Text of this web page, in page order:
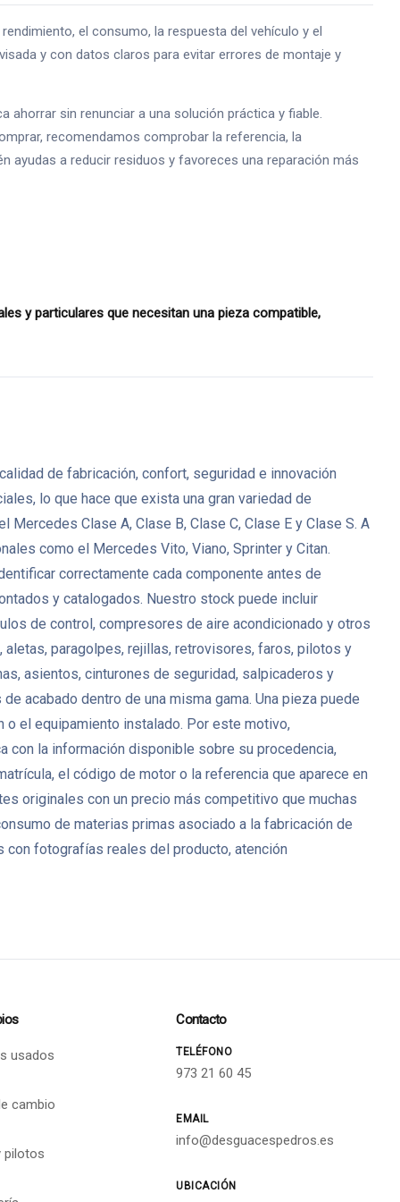
el consumo, la respuesta del vehículo y el
y con datos claros para evitar errores de montaje y
sin renunciar a una solución práctica y fiable.
recomendamos comprobar la referencia, la
ayudas a reducir residuos y favoreces una reparación más
y particulares que necesitan una pieza compatible,
de fabricación, confort, seguridad e innovación
lo que hace que exista una gran variedad de
Clase A, Clase B, Clase C, Clase E y Clase S. A
como el Mercedes Vito, Viano, Sprinter y Citan.
correctamente cada componente antes de
y catalogados. Nuestro stock puede incluir
de control, compresores de aire acondicionado y otros
paragolpes, rejillas, retrovisores, faros, pilotos y
asientos, cinturones de seguridad, salpicaderos y
acabado dentro de una misma gama. Una pieza puede
o el equipamiento instalado. Por este motivo,
con la información disponible sobre su procedencia,
el código de motor o la referencia que aparece en
originales con un precio más competitivo que muchas
de materias primas asociado a la fabricación de
con fotografías reales del producto, atención
usados
cambio
pilotos
Contacto
TELÉFONO
973 21 60 45
EMAIL
info@desguacespedros.es
UBICACIÓN